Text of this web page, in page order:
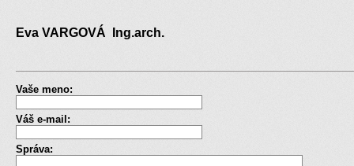
Eva VARGOVÁ Ing.arch.
Vaše meno:
Váš e-mail:
Správa: